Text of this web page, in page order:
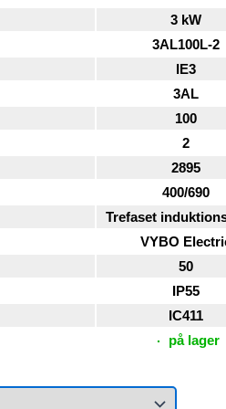
3 kW
3AL100L-2
IE3
3AL
100
2
2895
400/690
Trefaset
VYBO
50
IP55
IC411
på lager